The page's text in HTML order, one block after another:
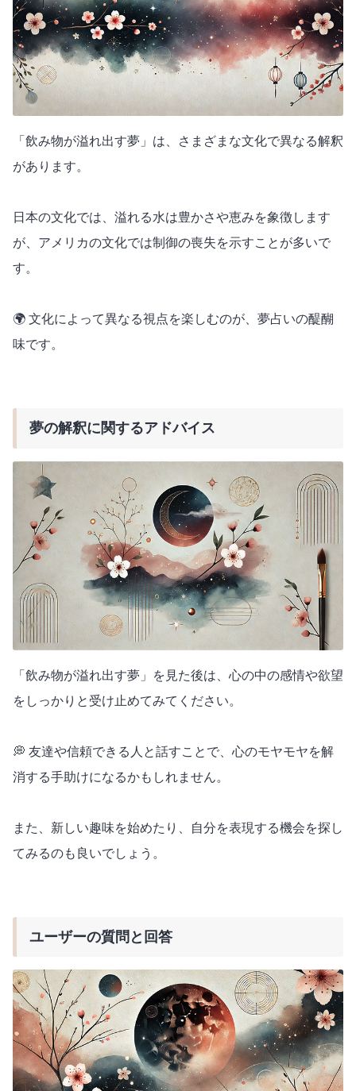
「飲み物が溢れ出す夢」は、さまざまな文化で異なる解釈
があります。
日本の文化では、溢れる水は豊かさや恵みを象徴します
が、アメリカの文化では制御の喪失を示すことが多いで
す。
🌍 文化によって異なる視点を楽しむのが、夢占いの醍醐
味です。
夢の解釈に関するアドバイス
「飲み物が溢れ出す夢」を見た後は、心の中の感情や欲望
をしっかりと受け止めてみてください。
💭 友達や信頼できる人と話すことで、心のモヤモヤを解
消する手助けになるかもしれません。
また、新しい趣味を始めたり、自分を表現する機会を探し
てみるのも良いでしょう。
ユーザーの質問と回答